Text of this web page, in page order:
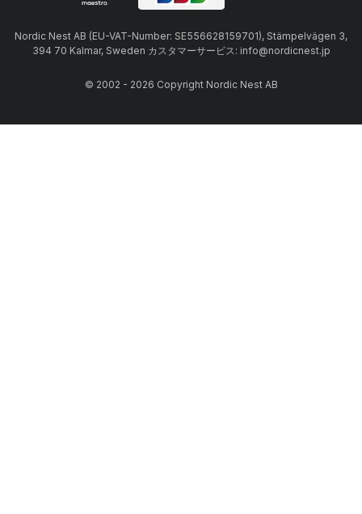
Nordic Nest AB (EU-VAT-Number: SE556628159701), Stämpelvägen 3,
394 70 Kalmar, Sweden カスタマーサービス: info@nordicnest.jp
© 2002 - 2026 Copyright Nordic Nest AB